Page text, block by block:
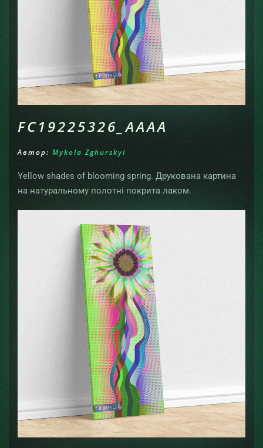
FC19225326_AAAA
Автор: Mykola Zghurskyi
Yellow shades of blooming spring. Друкована картина
на натуральному полотні покрита лаком.